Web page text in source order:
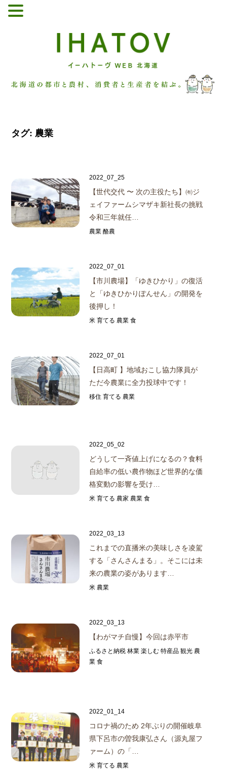
タグ:農業
2022_07_25
【世代交代 〜 次の主役たち】 ㈲ジ
ェイファームシマザキ新社長の挑戦
令和三年就任…
農業 酪農
2022_07_01
【市川農場】「ゆきひかり」の復活
と「ゆきひかりぽんせん」の開発を
後押し！
米 育てる 農業 食
2022_07_01
【日高町 】地域おこし協力隊員が
ただ今農業に全力投球中です！
移住 育てる 農業
2022_05_02
どうして一斉値上げになるの？食料
自給率の低い農作物ほど世界的な価
格変動の影響を受け…
米 育てる 農家 農業 食
2022_03_13
これまでの直播米の美味しさを凌駕
する「さんさんまる」。 そこには未
来の農業の姿があります…
米 農業
2022_03_13
【わがマチ自慢】今回は赤平市
ふるさと納税 林業 楽しむ 特産品 観光 農
業 食
2022_01_14
コロナ禍のため 2年ぶりの開催岐阜
県下呂市の曽我康弘さん（源丸屋フ
ァーム）の「…
米 育てる 農業